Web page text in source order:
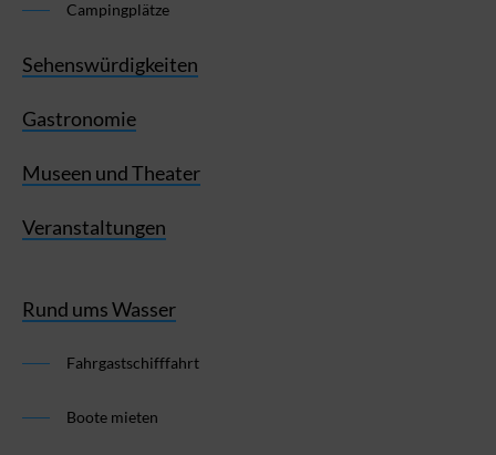
Campingplätze
Sehenswürdigkeiten
Gastronomie
Museen und Theater
Veranstaltungen
Rund ums Wasser
Fahrgastschifffahrt
Boote mieten